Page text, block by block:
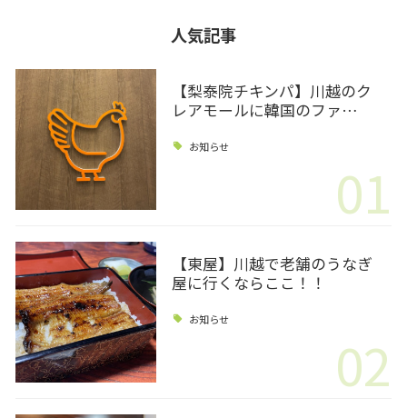
人気記事
【梨泰院チキンパ】川越のク
レアモールに韓国のファ…
お知らせ
01
【東屋】川越で老舗のうなぎ
屋に行くならここ！！
お知らせ
02